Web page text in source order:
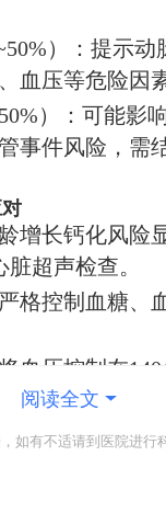
）：提示动
血压等危险因素
）：可能影
事件风险，需
增长钙化风险
超声检查。
格控制血糖、
血压控制在
。
饮食（减少饱
阅读全文
如有不适请到医院进行